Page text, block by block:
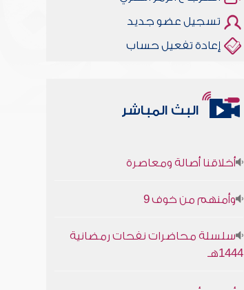
تسجيل عضو جديد
إعادة تفعيل حساب
البث المباشر
1444هـ